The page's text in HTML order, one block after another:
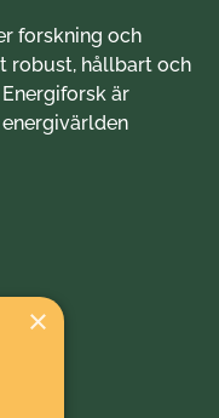
forskning och
robust, hållbart och
är
×